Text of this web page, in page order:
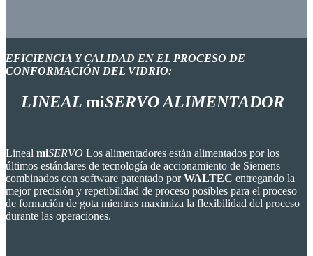
EFICIENCIA Y CALIDAD EN EL PROCESO DE
CONFORMACIÓN DEL VIDRIO:
LINEAL miSERVOALIMENTADOR
Lineal miSERVO Los alimentadores están alimentados por los
últimos estándares de tecnología de accionamiento de Siemens
combinados con software patentado porWALTEC entregando la
mejor precisión y repetibilidad de proceso posibles para el proceso
de formación de gota mientras maximiza la flexibilidad del proceso
durante las operaciones.